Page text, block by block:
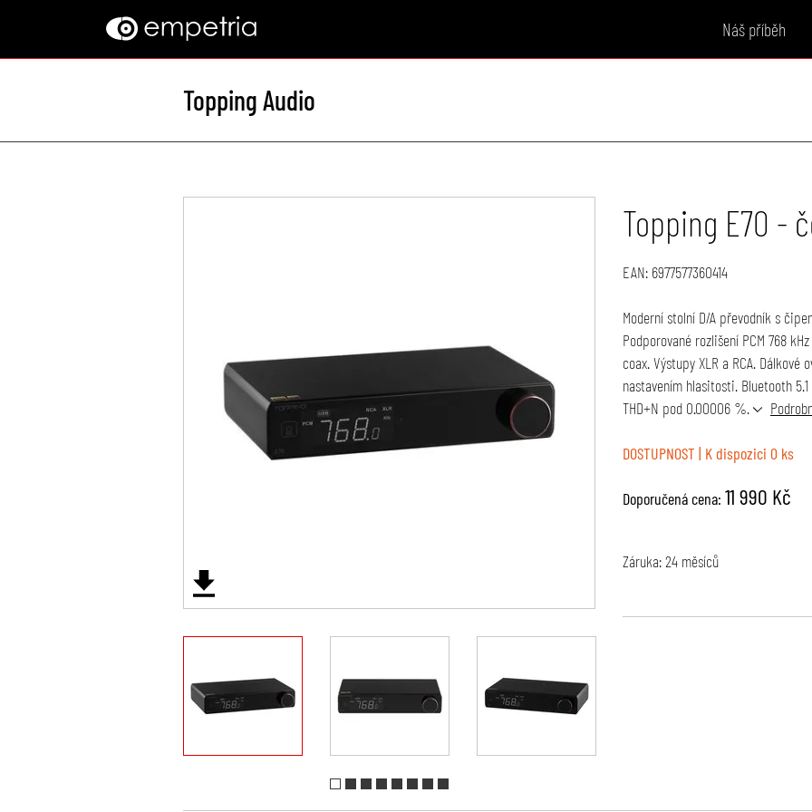
Náš příběh
Topping Audio
Topping E70 -
EAN:6977577360414
Moderní stolní D/A převodník s
Podporované rozlišení PCM 768
coax. Výstupy XLR a RCA. Dálkové
nastavením hlasitosti. Bluetooth
THD+N pod 0.00006 %.
DOSTUPNOST | K dispozici 0 ks
Doporučená cena: 11 990 Kč
Záruka: 24 měsíců